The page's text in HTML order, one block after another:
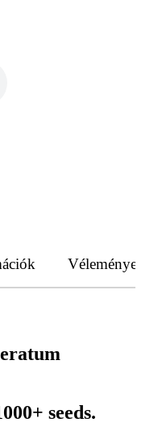
Vélemények
seeds.